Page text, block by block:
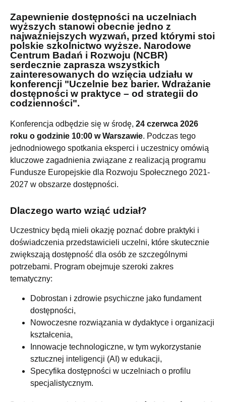
Zapewnienie dostępności na uczelniach
wyższych stanowi obecnie jedno z
najważniejszych wyzwań, przed którymi stoi
polskie szkolnictwo wyższe. Narodowe
Centrum Badań i Rozwoju (NCBR)
serdecznie zaprasza wszystkich
zainteresowanych do wzięcia udziału w
konferencji "Uczelnie bez barier. Wdrażanie
dostępności w praktyce – od strategii do
codzienności".
Konferencja odbędzie się w środę, 24 czerwca 2026
roku o godzinie 10:00 w Warszawie. Podczas tego
jednodniowego spotkania eksperci i uczestnicy omówią
kluczowe zagadnienia związane z realizacją programu
Fundusze Europejskie dla Rozwoju Społecznego 2021-
2027 w obszarze dostępności.
Dlaczego warto wziąć udział?
Uczestnicy będą mieli okazję poznać dobre praktyki i
doświadczenia przedstawicieli uczelni, które skutecznie
zwiększają dostępność dla osób ze szczególnymi
potrzebami. Program obejmuje szeroki zakres
tematyczny:
Dobrostan i zdrowie psychiczne jako fundament
dostępności,
Nowoczesne rozwiązania w dydaktyce i organizacji
kształcenia,
Innowacje technologiczne, w tym wykorzystanie
sztucznej inteligencji (AI) w edukacji,
Specyfika dostępności w uczelniach o profilu
specjalistycznym.